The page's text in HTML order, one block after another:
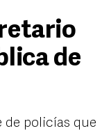
de
de policías que